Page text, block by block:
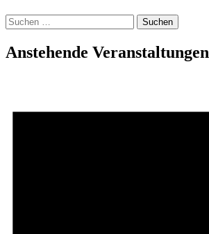
Suchen
nach:
Anstehende Veranstaltungen